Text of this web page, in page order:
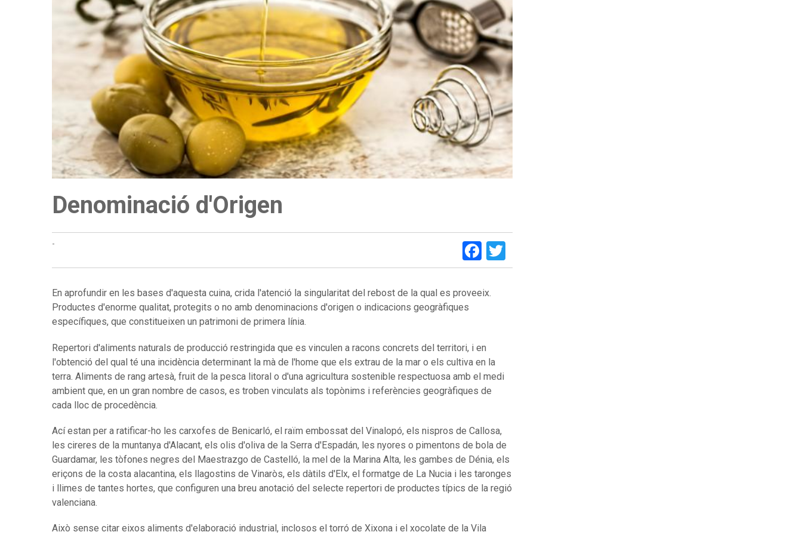
Denominació d'Origen
- Facebook
En aprofundir en les bases d'aquesta cuina, crida l'atenció la singularitat del rebost de la qual es proveeix.
Productes d'enorme qualitat, protegits o no amb denominacions d'origen o indicacions geogràfiques
específiques, que constitueixen un patrimoni de primera línia.
Repertori d'aliments naturals de producció restringida que es vinculen a racons concrets del territori, i en
l'obtenció del qual té una incidència determinant la mà de l'home que els extrau de la mar o els cultiva en la
terra. Aliments de rang artesà, fruit de la pesca litoral o d'una agricultura sostenible respectuosa amb el medi
ambient que, en un gran nombre de casos, es troben vinculats als topònims i referències geogràfiques de
cada lloc de procedència.
Ací estan per a ratificar-ho les carxofes de Benicarló, el raïm embossat del Vinalopó, els nispros de Callosa,
les cireres de la muntanya d'Alacant, els olis d'oliva de la Serra d'Espadán, les nyores o pimentons de bola de
Guardamar, les tòfones negres del Maestrazgo de Castelló, la mel de la Marina Alta, les gambes de Dénia, els
eriçons de la costa alacantina, els llagostins de Vinaròs, els dàtils d'Elx, el formatge de La Nucia i les taronges
i llimes de tantes hortes, que configuren una breu anotació del selecte repertori de productes típics de la regió
valenciana.
Això sense citar eixos aliments d'elaboració industrial, inclosos el torró de Xixona i el xocolate de la Vila